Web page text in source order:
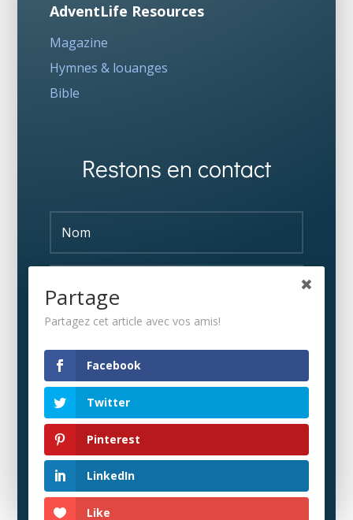
AdventLife Resources
Magazine
Hymnes & louanges
Bible
Restons en contact
Partage
Partagez cet article avec vos amis!
Facebook
Twitter
Pinterest
LinkedIn
Like